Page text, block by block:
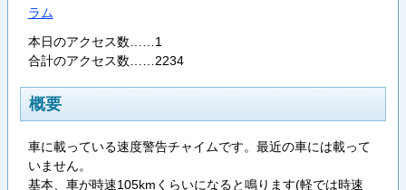
ラム
本日のアクセス数……1
合計のアクセス数……2234
概要
車に載っている速度警告チャイムです。最近の車には載って
いません。
基本、車が時速105kmくらいになると鳴ります(軽では時速